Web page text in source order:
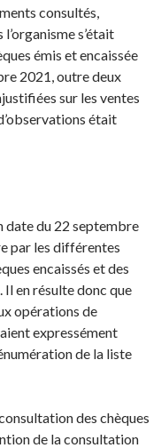
consultés,
s’était
émis et encaissée
2021, outre deux
sur les ventes
était
date du 22 septembre
par les différentes
encaissés et des
Il en résulte donc que
opérations de
expressément
de la liste
des chèques
de la consultation